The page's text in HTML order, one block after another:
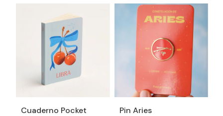
Cuaderno Pocket
Pin Aries